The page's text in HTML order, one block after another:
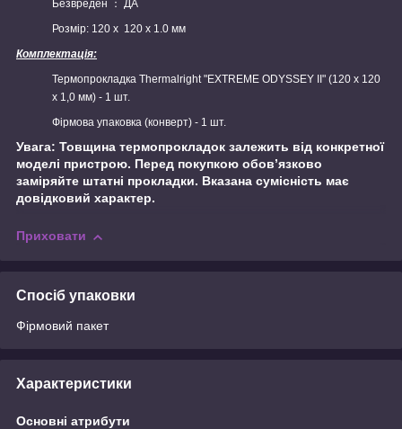
Безвреден ： ДА
Розмір: 120 х 120 х 1.0 мм
Комплектація:
Термопрокладка Thermalright "EXTREME ODYSSEY II" (120 х 120
х 1,0 мм) - 1 шт.
Фірмова упаковка (конверт) - 1 шт.
Увага: Товщина термопрокладок залежить від конкретної
моделі пристрою. Перед покупкою обов’язково
заміряйте штатні прокладки. Вказана сумісність має
довідковий характер.
Приховати
Спосіб упаковки
Фірмовий пакет
Характеристики
Основні атрибути